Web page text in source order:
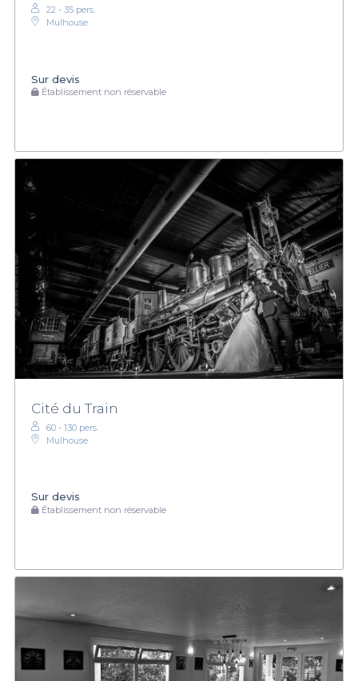
22 - 35 pers.
Mulhouse
Sur devis
Établissement non réservable
Cité du Train
60 - 130 pers.
Mulhouse
Sur devis
Établissement non réservable